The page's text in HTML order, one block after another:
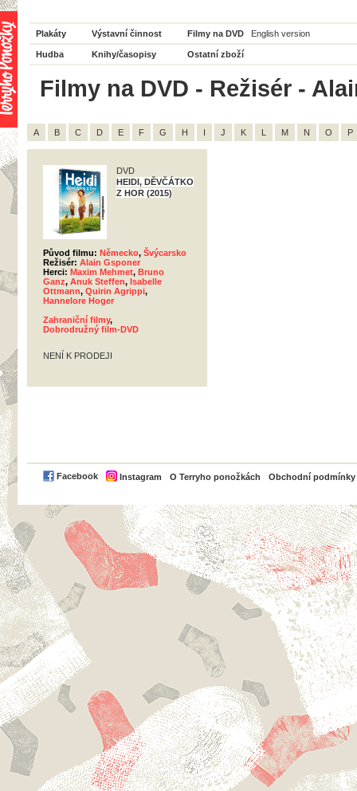
Plakáty Výstavní činnost Filmy na DVD English version
Hudba Knihy/časopisy Ostatní zboží
Filmy na DVD - Režisér -
A B C D E F G H I J K L M N O P
DVD
HEIDI, DĚVČÁTKO
Z HOR (2015)
Původ filmu: Německo, Švýcarsko
Režisér: Alain Gsponer
Herci: Maxim Mehmet, Bruno
Ganz, Anuk Steffen, Isabelle
Ottmann, Quirin Agrippi,
Hannelore Hoger
Zahraniční filmy,
Dobrodružný film-DVD
NENÍ K PRODEJI
Facebook Instagram O Terryho ponožkách Obchodní podmínky
PayPal